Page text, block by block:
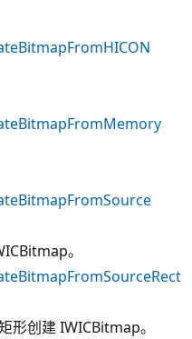
。
形创建 IWICBitmap。